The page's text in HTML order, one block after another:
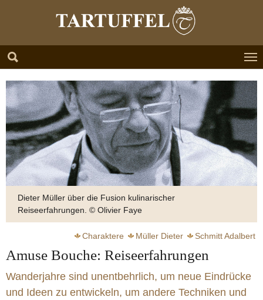
Dieter Müller über die Fusion kulinarischer
Reiseerfahrungen. © Olivier Faye
Charaktere Müller Dieter
Schmitt Adalbert
Schweizer Stuben
Müller Jörg Frankreich
Mittelmeer
Nudeln Pasta Fond Toskana
Provence
Amerika
Hawaii Japan Thailand Australien
Curry
Amuse Bouche: Reiseerfahrungen
Wanderjahre sind unentbehrlich, um neue Eindrücke
und Ideen zu entwickeln, um andere Techniken und